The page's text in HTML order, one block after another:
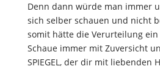
Denn dann würde man immer
sich selber schauen und nicht
somit hätte die Verurteilung ein
Schaue immer mit Zuversicht
SPIEGEL, der dir mit liebenden